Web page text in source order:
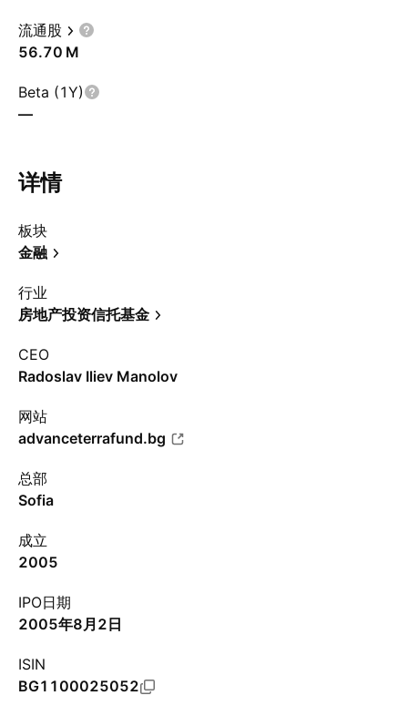
流通股
‪56.70 M‬
Beta (1Y)
—
详情
板块
金融
行业
房地产投资信托基金
CEO
Radoslav Iliev Manolov
网站
advanceterrafund.bg
总部
Sofia
成立
2005
IPO日期
2005年8月2日
ISIN
BG1100025052